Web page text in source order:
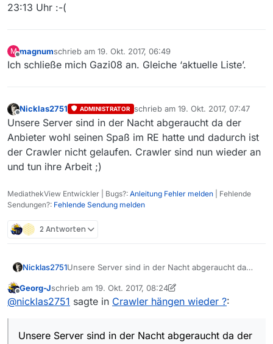
23:13 Uhr :-(
M
Offline
magnumschrieb am 19. Okt. 2017, 06:49
zuletzt editiert von
Ich schließe mich Gazi08 an. Gleiche ‘aktuelle Liste’.
Nicklas2751 ADMINISTRATOR schrieb am 19. Okt. 2017, 07:47
zuletzt editiert von
Unsere Server sind in der Nacht abgeraucht da der
Anbieter wohl seinen Spaß im RE hatte und dadurch ist
der Crawler nicht gelaufen. Crawler sind nun wieder an
und tun ihre Arbeit ;)
MediathekView Entwickler | Bugs?: Anleitung Fehler melden | Fehlende
Sendungen?: Fehlende Sendung melden
2 Antworten
Nicklas2751Unsere Server sind in der Nacht abgeraucht da
dadurch ist der Crawler nicht gelaufen. Crawler
sind nun wieder an und tun ihre Arbeit ;)
Offline
Georg-Jschrieb am 19. Okt. 2017, 08:24
zuletzt editiert von Georg-J
@nicklas2751 sagte in Crawler hängen wieder ?:
Unsere Server sind in der Nacht abgeraucht da der